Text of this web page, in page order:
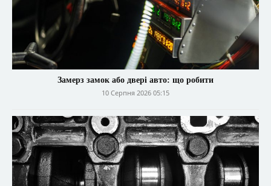
Замерз замок або двері авто: що робити
10 Серпня 2026 05:15